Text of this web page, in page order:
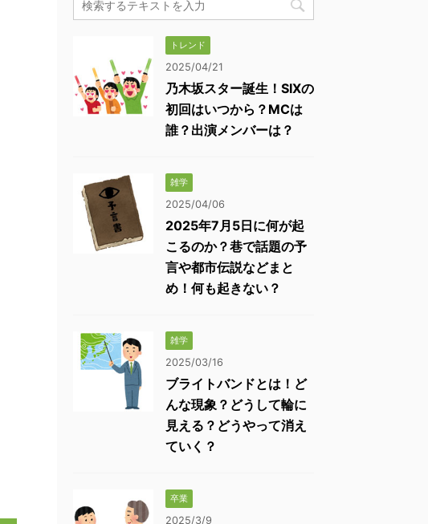
トレンド
2025/04/21
乃木坂スター誕生！SIXの
初回はいつから？MCは
誰？出演メンバーは？
雑学
2025/04/06
2025年7月5日に何が起
こるのか？巷で話題の予
言や都市伝説などまと
め！何も起きない？
雑学
2025/03/16
ブライトバンドとは！ど
んな現象？どうして輪に
見える？どうやって消え
ていく？
卒業
2025/3/9